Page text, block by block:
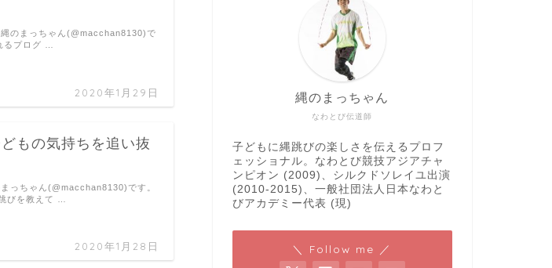
2020年1月29日
のまっちゃん(@macchan8130)で
るプログ …
もの気持ちを追い抜
2020年1月28日
っちゃん(@macchan8130)です。
びを教えて …
なわとび伝道師
縄のまっちゃん
子どもに縄跳びの楽しさを伝えるプロフ
ェッショナル。なわとび競技アジアチャ
ンピオン (2009)、シルクドソレイユ出演
(2010-2015)、一般社団法人日本なわと
びアカデミー代表 (現)
＼ Follow me ／